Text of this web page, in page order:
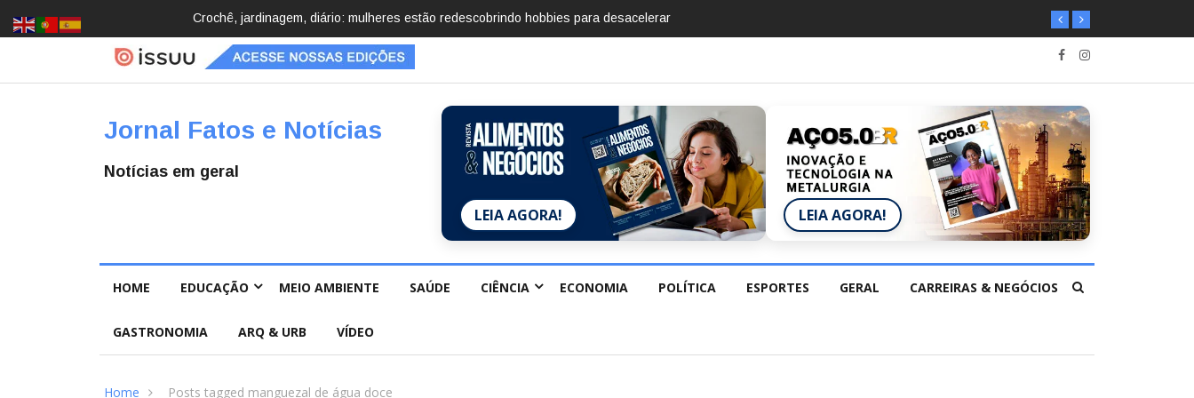
hobbies para desacelerarBrasil registra 84,2 mil desaparecimentos em 2025, diz Anuário de Segurança
Pública
Jornal Fatos e Notícias
Notícias em geral
LEIA AGORA! LEIA AGORA!
HOME EDUCAÇÃO MEIO AMBIENTE SAÚDE CIÊNCIA ECONOMIA POLÍTICA ESPORTES GERAL CARREIRAS & NEGÓCIOS
GASTRONOMIA ARQ & URB VÍDEO
Home Posts tagged manguezal de água doce